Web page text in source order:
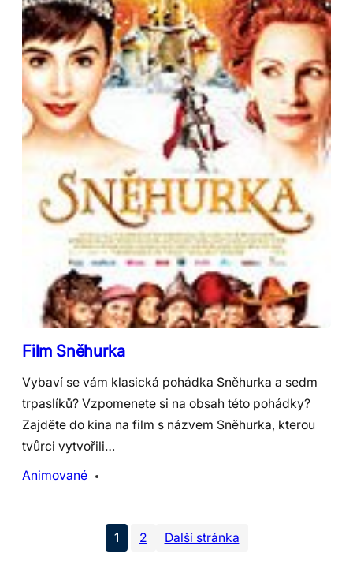
Film Sněhurka
Vybaví se vám klasická pohádka Sněhurka a sedm
trpaslíků? Vzpomenete si na obsah této pohádky?
Zajděte do kina na film s názvem Sněhurka, kterou
tvůrci vytvořili…
Animované
1 2 Další stránka